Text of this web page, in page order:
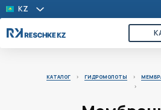
KZ
КАТАЛОГ > ГИДРОМОЛОТЫ >
>